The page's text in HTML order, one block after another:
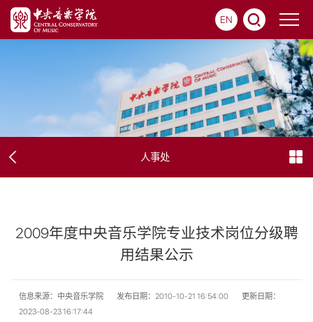
EN
人事处
2009年度中央音乐学院专业技术岗位分级聘
用结果公示
信息来源：中央音乐学院 发布日期：2010-10-21 16:54:00
更新日期：
2023-08-23 16:17:44